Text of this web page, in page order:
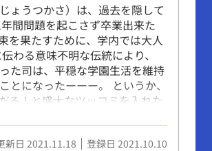
ょうつかさ）は、過去を隠して
間問題を起こさず卒業出来た
を果たすために、学内では大人
る意味不明な伝統により、
た司は、平穏な学園生活を維持
になったーーー。 というか、
ろ！と盛大なツッコミを入れた
受け両方十八歳以上の時系列
トリーしてみました！
新日 2021.11.18 登録日 2021.10.10